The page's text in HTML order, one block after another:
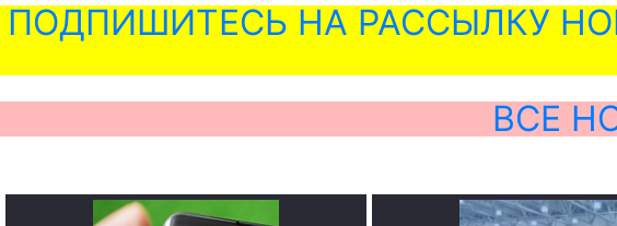
ПОДПИШИТЕСЬ НА РАССЫЛКУ
ВСЕ